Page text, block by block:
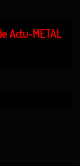
Actu-METAL